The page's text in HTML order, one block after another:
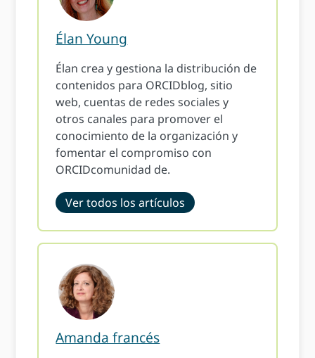
Élan Young
Élan crea y gestiona la distribución de
contenidos para ORCIDblog, sitio
web, cuentas de redes sociales y
otros canales para promover el
conocimiento de la organización y
fomentar el compromiso con
ORCIDcomunidad de.
Ver todos los artículos
Amanda francés